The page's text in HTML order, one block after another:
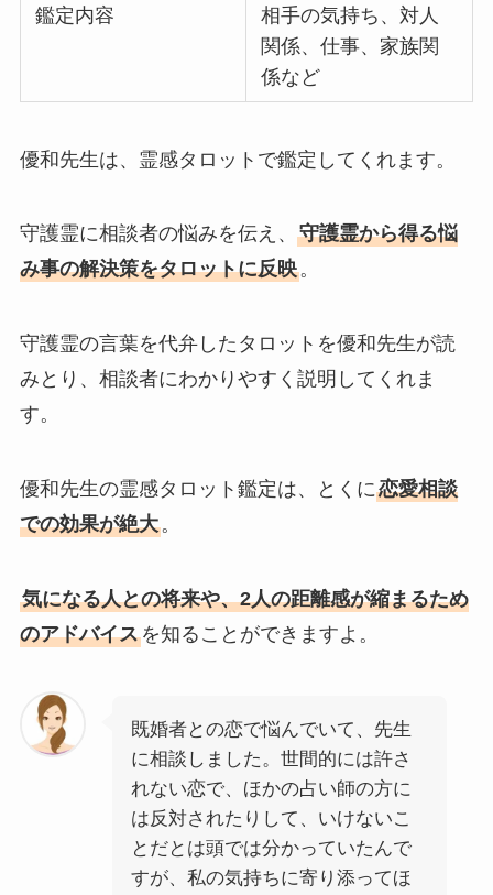
鑑定内容
相手の気持ち、対人
関係、仕事、家族関
係など
優和先生は、霊感タロットで鑑定してくれます。
守護霊に相談者の悩みを伝え、 守護霊から得る悩
み事の解決策をタロットに反映。
守護霊の言葉を代弁したタロットを優和先生が読
みとり、相談者にわかりやすく説明してくれま
す。
優和先生の霊感タロット鑑定は、とくに恋愛相談
での効果が絶大。
気になる人との将来や、2人の距離感が縮まるため
のアドバイスを知ることができますよ。
既婚者との恋で悩んでいて、先生
に相談しました。世間的には許さ
れない恋で、ほかの占い師の方に
は反対されたりして、いけないこ
とだとは頭では分かっていたんで
すが、私の気持ちに寄り添ってほ